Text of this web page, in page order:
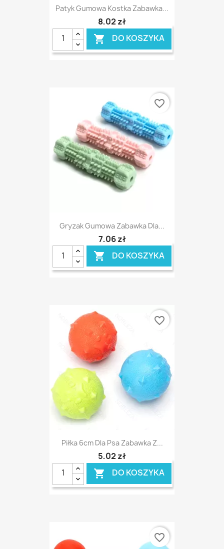
Patyk Gumowa Kostka Zabawka...
8,02 zł
 DO KOSZYKA
Gryzak Gumowa Zabawka Dla...
7,06 zł
 DO KOSZYKA
favorite_border
Piłka 6cm Dla Psa Zabawka Z...
5,02 zł
 DO KOSZYKA
favorite_border
favorite_border